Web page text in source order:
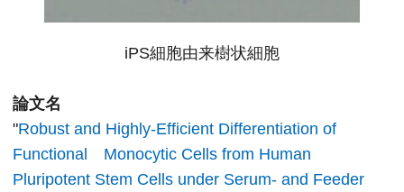
iPS細胞由来樹状細胞
論文名
"Robust and Highly-Efficient Differentiation of
Functional Monocytic Cells from Human
Pluripotent Stem Cells under Serum- and Feeder